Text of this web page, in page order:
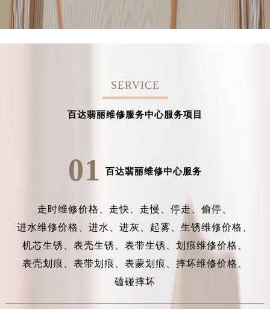
SERVICE
百达翡丽维修服务中心服务项目
01 百达翡丽维修中心服务
走时维修价格、 走快、 走慢、停走、偷停、
进水维修价格、进水、进灰、 起雾、生锈维修价格、
机芯生锈、 表壳生锈、 表带生锈、 划痕维修价格、
表壳划痕、 表带划痕、 表蒙划痕、 摔坏维修价格、
磕碰摔坏